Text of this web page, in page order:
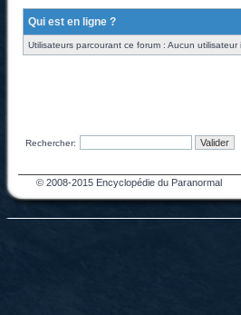
Qui est en ligne ?
Utilisateurs parcourant ce forum : Aucun utilisateur
Rechercher:
© 2008-2015 Encyclopédie du Paranormal